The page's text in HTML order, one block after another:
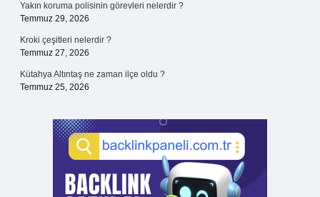
Yakın koruma polisinin görevleri nelerdir ?
Temmuz 29, 2026
Kroki çeşitleri nelerdir ?
Temmuz 27, 2026
Kütahya Altıntaş ne zaman ilçe oldu ?
Temmuz 25, 2026